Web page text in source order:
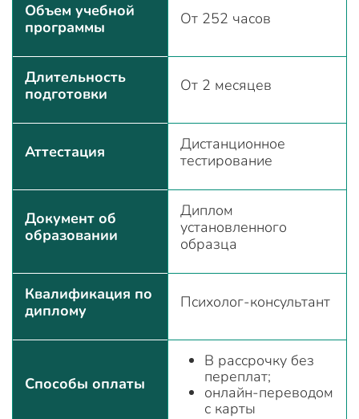
Объем учебной
программы
От 252 часов
Длительность
подготовки
От 2 месяцев
Аттестация
Дистанционное
тестирование
Документ об
образовании
Диплом
установленного
образца
Квалификация по
диплому
Психолог-консультант
Способы оплаты
В рассрочку без
переплат;
онлайн-переводом
с карты